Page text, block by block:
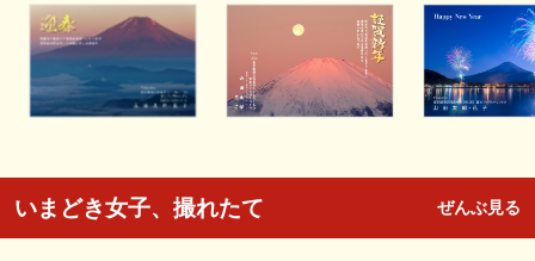
いまどき女子、撮れたて ぜんぶ見る